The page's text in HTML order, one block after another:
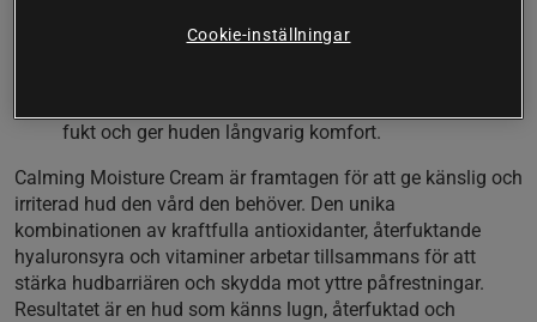
fukt och ger huden långvarig komfort.
Calming Moisture Cream är framtagen för att ge känslig och
irriterad hud den vård den behöver. Den unika
kombinationen av kraftfulla antioxidanter, återfuktande
hyaluronsyra och vitaminer arbetar tillsammans för att
stärka hudbarriären och skydda mot yttre påfrestningar.
Resultatet är en hud som känns lugn, återfuktad och
Cookie-inställningar